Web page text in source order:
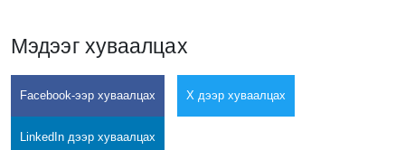
• Design and implement JSON data format to transfer data
between client and server
• Develop REST web service on ExpressJS framework
Мэдээг хуваалцах
Facebook-ээр хуваалцах X дээр хуваалцах
LinkedIn дээр хуваалцах